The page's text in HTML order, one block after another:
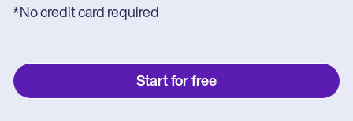
*No credit card required
Start for free